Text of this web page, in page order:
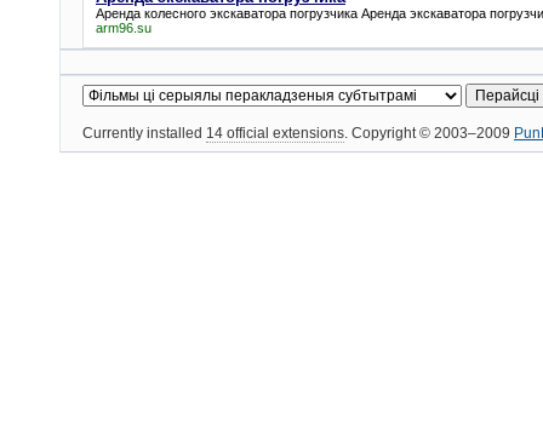
Аренда колесного экскаватора погрузчика Аренда экскаватора
arm96.su
Currently installed 14 official extensions. Copyright © 2003–2009